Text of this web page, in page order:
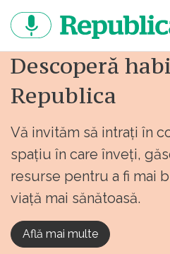
continut
Descoperă
Republica
Vă invităm să intrați în
spațiu în care înveți,
resurse pentru a fi mai
viață mai sănătoasă.
Află mai multe